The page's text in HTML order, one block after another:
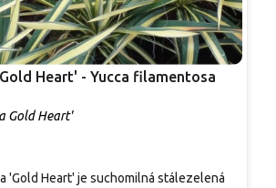
Heart' - Yucca filamentosa
Gold Heart'
'Gold Heart' je suchomilná stálezelená